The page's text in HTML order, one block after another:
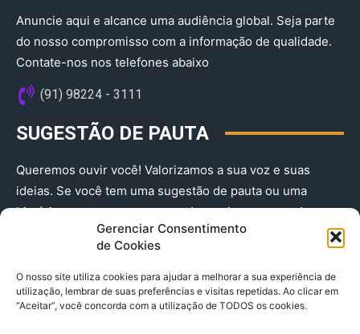
Gerenciar Consentimento
de Cookies
O nosso site utiliza cookies para ajudar a melhorar a sua experiência de
utilização, lembrar de suas preferências e visitas repetidas. Ao clicar em
“Aceitar”, você concorda com a utilização de TODOS os cookies.
Anuncie aqui e alcance uma audiência global. Seja parte
do nosso compromisso com a informação de qualidade.
Contate-nos nos telefones abaixo
(91) 98224 - 3111
SUGESTÃO DE PAUTA
Queremos ouvir você! Valorizamos a sua voz e suas
ideias. Se você tem uma sugestão de pauta ou uma
história que merece ser contada, envie-nos agora!
(91) 98224 - 3111